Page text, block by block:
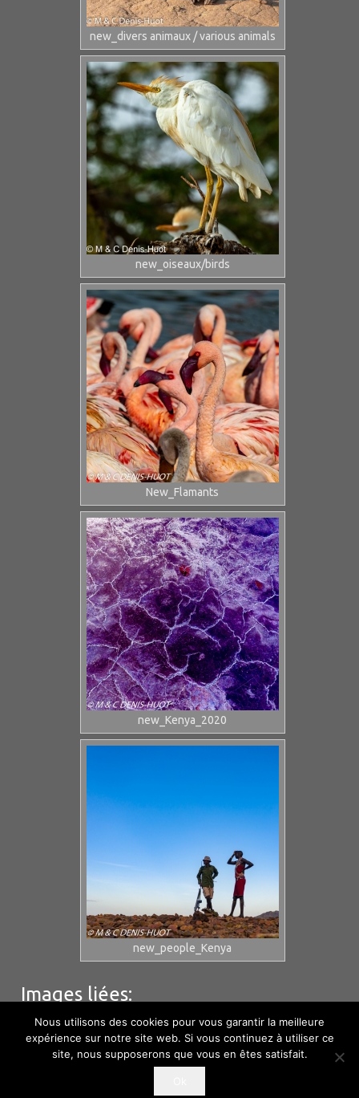
new_divers animaux / various animals
new_oiseaux/birds
New_Flamants
new_Kenya_2020
new_people_Kenya
Images liées:
Nous utilisons des cookies pour vous garantir la meilleure
expérience sur notre site web. Si vous continuez à utiliser ce
site, nous supposerons que vous en êtes satisfait.